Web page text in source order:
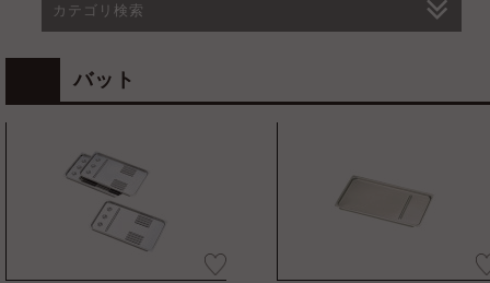
カテゴリ検索
バット